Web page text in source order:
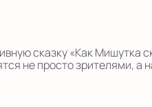
сказку «Как Мишутка
не просто зрителями, а